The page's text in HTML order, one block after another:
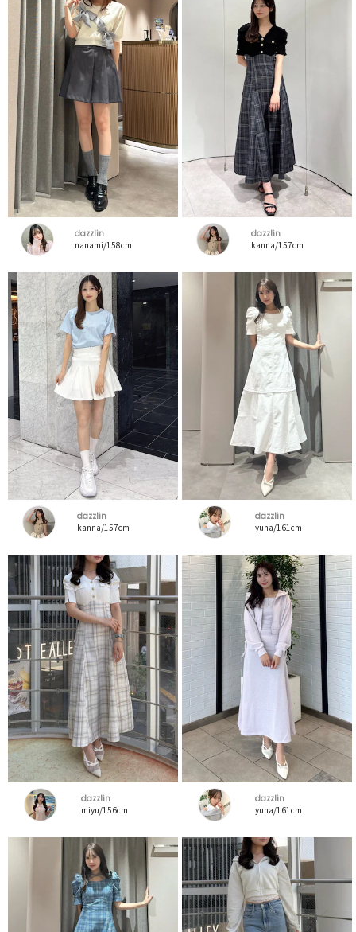
dazzlin
nanami/158cm
dazzlin
kanna/157cm
dazzlin
kanna/157cm
dazzlin
yuna/161cm
dazzlin
miyu/156cm
dazzlin
yuna/161cm